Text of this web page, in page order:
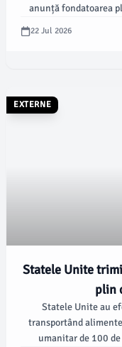
anunță fondatoarea
22 Jul 2026
EXTERNE
Statele Unite
plin
Statele Unite au
transportând
umanitar de 100